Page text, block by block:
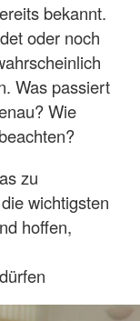
bekannt.
oder noch
Was passiert
Wie
zu
wichtigsten
hoffen,